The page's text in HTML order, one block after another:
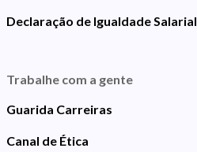
Declaração de Igualdade Salarial
Trabalhe com a gente
Guarida Carreiras
Canal de Ética